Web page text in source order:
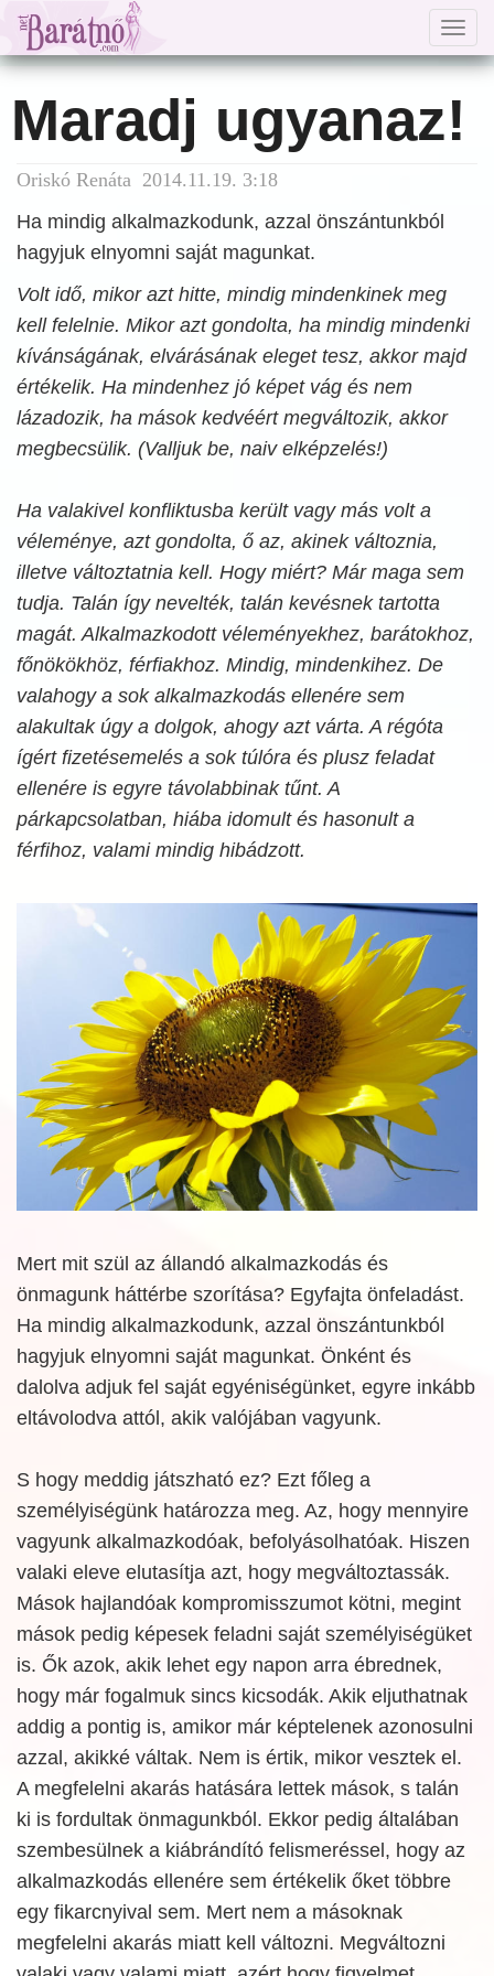
Maradj ugyanaz!
Oriskó Renáta 2014.11.19. 3:18
Ha mindig alkalmazkodunk, azzal önszántunkból
hagyjuk elnyomni saját magunkat.
Volt idő, mikor azt hitte, mindig mindenkinek meg
kell felelnie. Mikor azt gondolta, ha mindig mindenki
kívánságának, elvárásának eleget tesz, akkor majd
értékelik. Ha mindenhez jó képet vág és nem
lázadozik, ha mások kedvéért megváltozik, akkor
megbecsülik. (Valljuk be, naiv elképzelés!)
Ha valakivel konfliktusba került vagy más volt a
véleménye, azt gondolta, ő az, akinek változnia,
illetve változtatnia kell. Hogy miért? Már maga sem
tudja. Talán így nevelték, talán kevésnek tartotta
magát. Alkalmazkodott véleményekhez, barátokhoz,
főnökökhöz, férfiakhoz. Mindig, mindenkihez. De
valahogy a sok alkalmazkodás ellenére sem
alakultak úgy a dolgok, ahogy azt várta. A régóta
ígért fizetésemelés a sok túlóra és plusz feladat
ellenére is egyre távolabbinak tűnt. A
párkapcsolatban, hiába idomult és hasonult a
férfihoz, valami mindig hibádzott.
Mert mit szül az állandó alkalmazkodás és
önmagunk háttérbe szorítása? Egyfajta önfeladást.
Ha mindig alkalmazkodunk, azzal önszántunkból
hagyjuk elnyomni saját magunkat. Önként és
dalolva adjuk fel saját egyéniségünket, egyre inkább
eltávolodva attól, akik valójában vagyunk.
S hogy meddig játszható ez? Ezt főleg a
személyiségünk határozza meg. Az, hogy mennyire
vagyunk alkalmazkodóak, befolyásolhatóak. Hiszen
valaki eleve elutasítja azt, hogy megváltoztassák.
Mások hajlandóak kompromisszumot kötni, megint
mások pedig képesek feladni saját személyiségüket
is. Ők azok, akik lehet egy napon arra ébrednek,
hogy már fogalmuk sincs kicsodák. Akik eljuthatnak
addig a pontig is, amikor már képtelenek azonosulni
azzal, akikké váltak. Nem is értik, mikor vesztek el.
A megfelelni akarás hatására lettek mások, s talán
ki is fordultak önmagunkból. Ekkor pedig általában
szembesülnek a kiábrándító felismeréssel, hogy az
alkalmazkodás ellenére sem értékelik őket többre
egy fikarcnyival sem. Mert nem a másoknak
megfelelni akarás miatt kell változni. Megváltozni